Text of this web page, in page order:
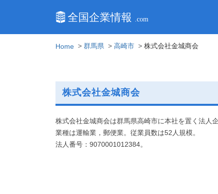
Home 群馬県 高崎市 株式会社金城商会
株式会社金城商会
株式会社金城商会は群馬県高崎市に本社を置く法人企
業種は運輸業，郵便業。従業員数は52人規模。
法人番号：9070001012384。